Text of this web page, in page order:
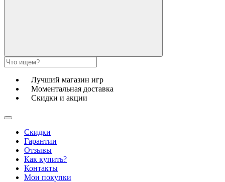
Лучший магазин игр
Моментальная доставка
Скидки и акции
Скидки
Гарантии
Отзывы
Как купить?
Контакты
Мои покупки